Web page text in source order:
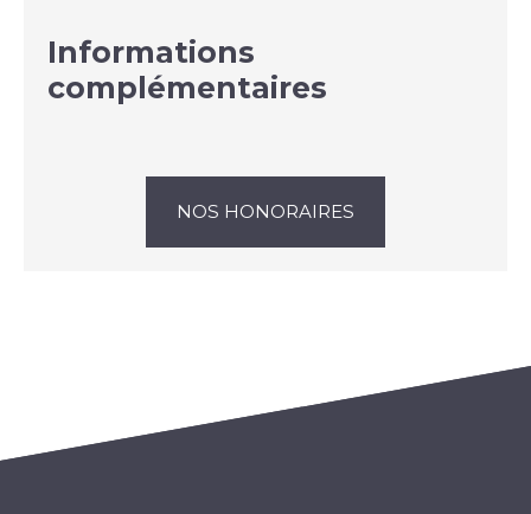
Informations
complémentaires
NOS HONORAIRES